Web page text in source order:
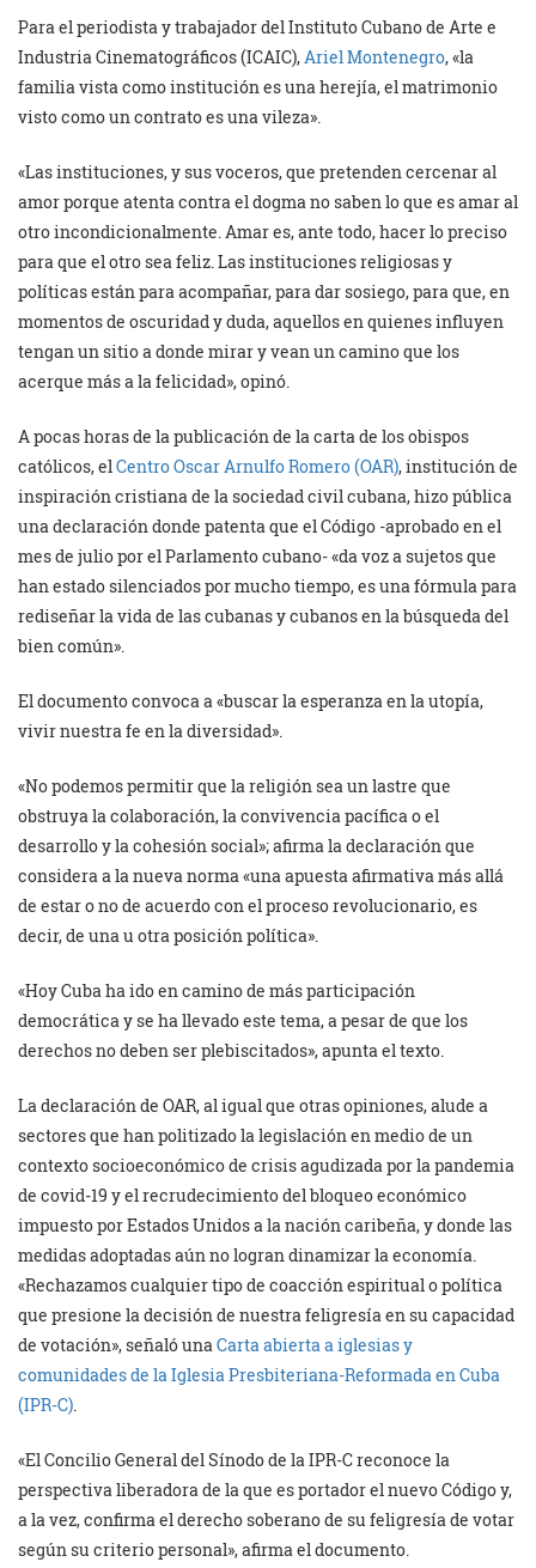
Para el periodista y trabajador del Instituto Cubano de Arte e
Industria Cinematográficos (ICAIC),Ariel Montenegro, «la
familia vista como institución es una herejía, el matrimonio
visto como un contrato es una vileza».
«Las instituciones, y sus voceros, que pretenden cercenar al
amor porque atenta contra el dogma no saben lo que es amar al
otro incondicionalmente. Amar es, ante todo, hacer lo preciso
para que el otro sea feliz. Las instituciones religiosas y
políticas están para acompañar, para dar sosiego, para que, en
momentos de oscuridad y duda, aquellos en quienes influyen
tengan un sitio a donde mirar y vean un camino que los
acerque más a la felicidad», opinó.
A pocas horas de la publicación de la carta de los obispos
católicos, elCentro Oscar Arnulfo Romero (OAR), institución de
inspiración cristiana de la sociedad civil cubana, hizo pública
una declaración donde patenta que el Código -aprobado en el
mes de julio por el Parlamento cubano- «da voz a sujetos que
han estado silenciados por mucho tiempo, es una fórmula para
rediseñar la vida de las cubanas y cubanos en la búsqueda del
bien común».
El documento convoca a «buscar la esperanza en la utopía,
vivir nuestra fe en la diversidad».
«No podemos permitir que la religión sea un lastre que
obstruya la colaboración, la convivencia pacífica o el
desarrollo y la cohesión social»; afirma la declaración que
considera a la nueva norma «una apuesta afirmativa más allá
de estar o no de acuerdo con el proceso revolucionario, es
decir, de una u otra posición política».
«Hoy Cuba ha ido en camino de más participación
democrática y se ha llevado este tema, a pesar de que los
derechos no deben ser plebiscitados», apunta el texto.
La declaración de OAR, al igual que otras opiniones, alude a
sectores que han politizado la legislación en medio de un
contexto socioeconómico de crisis agudizada por la pandemia
de covid-19 y el recrudecimiento del bloqueo económico
impuesto por Estados Unidos a la nación caribeña, y donde las
medidas adoptadas aún no logran dinamizar la economía.
«Rechazamos cualquier tipo de coacción espiritual o política
que presione la decisión de nuestra feligresía en su capacidad
de votación», señaló unaCarta abierta a iglesias y
comunidades de la Iglesia Presbiteriana-Reformada en Cuba
(IPR-C).
«El Concilio General del Sínodo de la IPR-C reconoce la
perspectiva liberadora de la que es portador el nuevo Código y,
a la vez, confirma el derecho soberano de su feligresía de votar
según su criterio personal», afirma el documento.